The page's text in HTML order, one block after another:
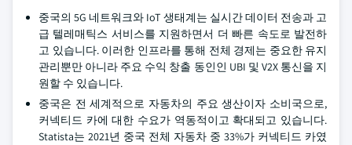
중국의 5G 네트워크와 IoT 생태계는 실시간 데이터 전송과 고
급 텔레매틱스 서비스를 지원하면서 더 빠른 속도로 발전하
고 있습니다. 이러한 인프라를 통해 전체 경제는 중요한 유지
관리뿐만 아니라 주요 수익 창출 동인인 UBI 및 V2X 통신을 지
원할 수 있습니다.
중국은 전 세계적으로 자동차의 주요 생산이자 소비국으로,
커넥티드 카에 대한 수요가 역동적이고 확대되고 있습니다.
Statista는 2021년 중국 전체 자동차 중 33%가 커넥티드 카였